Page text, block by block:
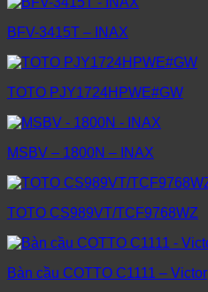
BFV-3415T – INAX
TOTO PJY1724HPWE#GW
MSBV – 1800N – INAX
TOTO CS989VT/TCF9768WZ
Bàn cầu COTTO C1111 – Victor